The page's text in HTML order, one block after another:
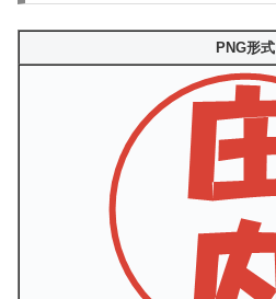
PNG形式